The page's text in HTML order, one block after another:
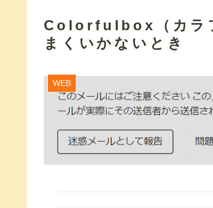
Colorfulbox（カラ
まくいかないとき
WEB